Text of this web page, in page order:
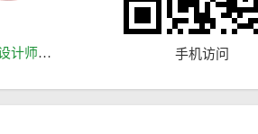
计师 图片素材 手机访问